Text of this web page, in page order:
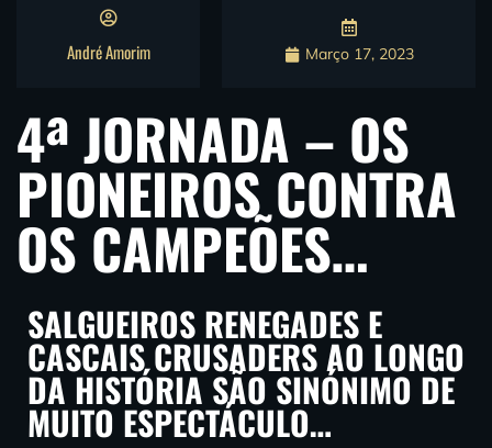
André Amorim Março 17, 2023
4ª JORNADA – OS
PIONEIROS CONTRA
OS CAMPEÕES…
SALGUEIROS RENEGADES E
CASCAIS CRUSADERS AO LONGO
DA HISTÓRIA SÃO SINÓNIMO DE
MUITO ESPECTÁCULO…